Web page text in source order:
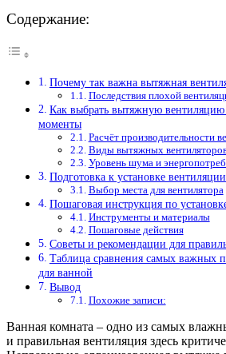
Содержание:
Почему так важна вытяжная
Последствия плохой
Как выбрать вытяжную
моменты
Расчёт производительности
Виды вытяжных
Уровень шума и
Подготовка к установке
Выбор места для вентилятора
Пошаговая инструкция по
Инструменты и материалы
Пошаговые действия
Советы и рекомендации для
Таблица сравнения самых важных
для ванной
Вывод
Похожие записи:
Ванная комната – одно из самых
и правильная вентиляция здесь